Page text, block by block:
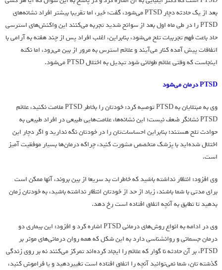
بعد از یک حادثه دچار PTSD می‌شود، گفت: خیر، اما تقریبا بیشتر افراد نشانه‌های
PTSD را در طی ماه اول بعد از سوانح شدید تجربه می‌کنند این واکنش‌های استرسی
حاد باعث فهم تجربیات تلخ می‌شود، بنابراین، اغلب افراد پس از چند هفته به آرامی با
اتفاقات پیش آمده کنار می‌آیند و علائم استرس به مرور از بین می‌رود، اما نکته
اینجاست که وقتی علائم طولانی شود تبدیل به اختلال PTSD می‌شود.
PTSD درمان می‌شود
وی به مبتلایان به PTSD توصیه کرد: خودتان را بخاطر PTSD ملامت نکنید، علائم
PTSD نشانگر ضعف نیست؛ این نشانه‌ها، علامت‌هایی طبیعی در افراد طبیعی به
حوادث تلخ هستند؛ بنابراین احساسات‌تان را در خودتان نگه ندارید و اگر دچار این
اختلال شده‌اید با پزشک متخصص مشورت کنید، چراکه درمان‌ها بسیار موفقیت آمیز
است.
وی افزود: انتظار نداشته باشید که خاطرات بد سریعا از بین بروند، آنها ممکن است
برای مدتی با شما باشند، زیاد از حد از خودتان انتظار نداشته باشید، به خودتان زمان
بدهید تا تطابق به آنچه اتفاق افتاده است رخ دهد.
وی در ادامه به انواع روش‌های درمانی PTSD اشاره کرد و افزود: این بیماری دو
درمان جسمانی و روانشناسی دارد به این شکل که همه روان درمانی‌های موثر بر
PTSD، بر آن حادثه نا گوار که علائم را ایجاد کرده‌اند تمرکز می‌کنند نه بر روی زندگی
گذشته تان، شما نمی‌توانید آنچه را اتفاق افتاده است تغییردهید و یا فراموش کنید،